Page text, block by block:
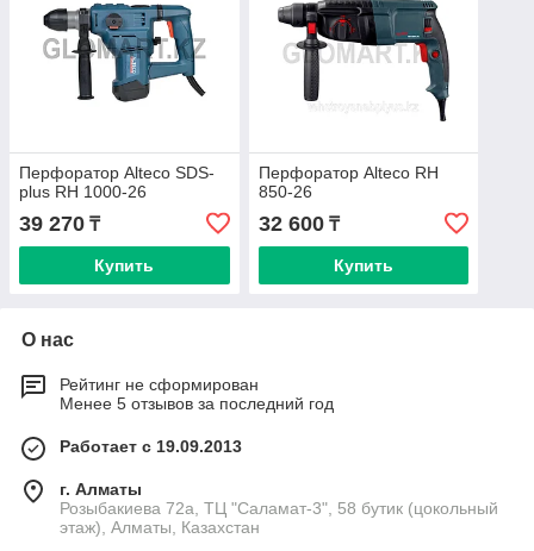
Перфоратор Alteco SDS-
plus RH 1000-26
39 270 ₸
Купить
Перфоратор Alteco RH
850-26
32 600₸
Купить
О нас
Рейтинг не сформирован
Менее 5 отзывов за последний год
Работает с 19.09.2013
г. Алматы
Розыбакиева 72а, ТЦ "Саламат-3", 58 бутик (цокольный
этаж), Алматы, Казахстан